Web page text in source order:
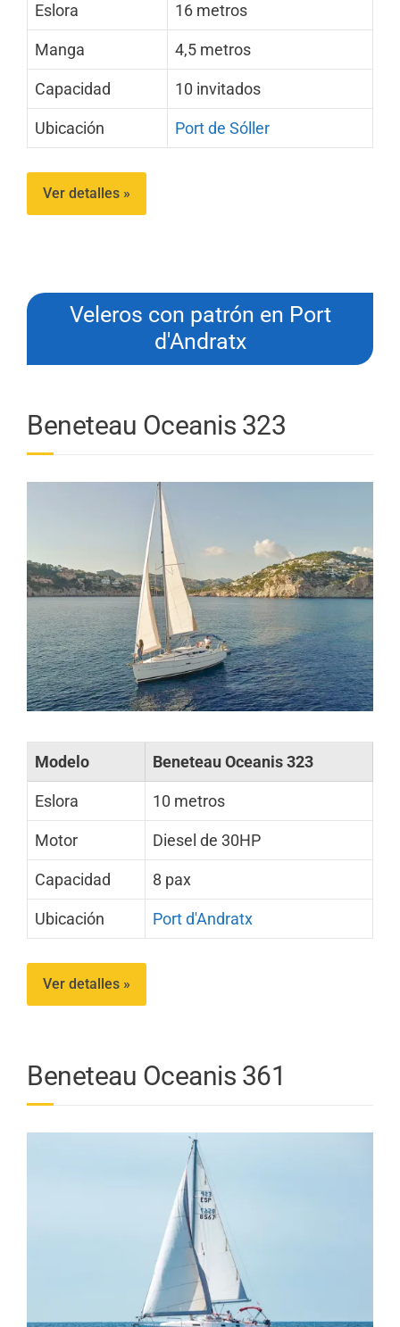
Eslora 16 metros
Manga 4,5 metros
Capacidad 10 invitados
Ubicación Port de Sóller
Ver detalles »
Veleros con patrón en Port
d'Andratx
Beneteau Oceanis 323
Modelo Beneteau Oceanis 323
Eslora 10 metros
Motor Diesel de 30HP
Capacidad 8 pax
Ubicación Port d'Andratx
Ver detalles »
Beneteau Oceanis 361